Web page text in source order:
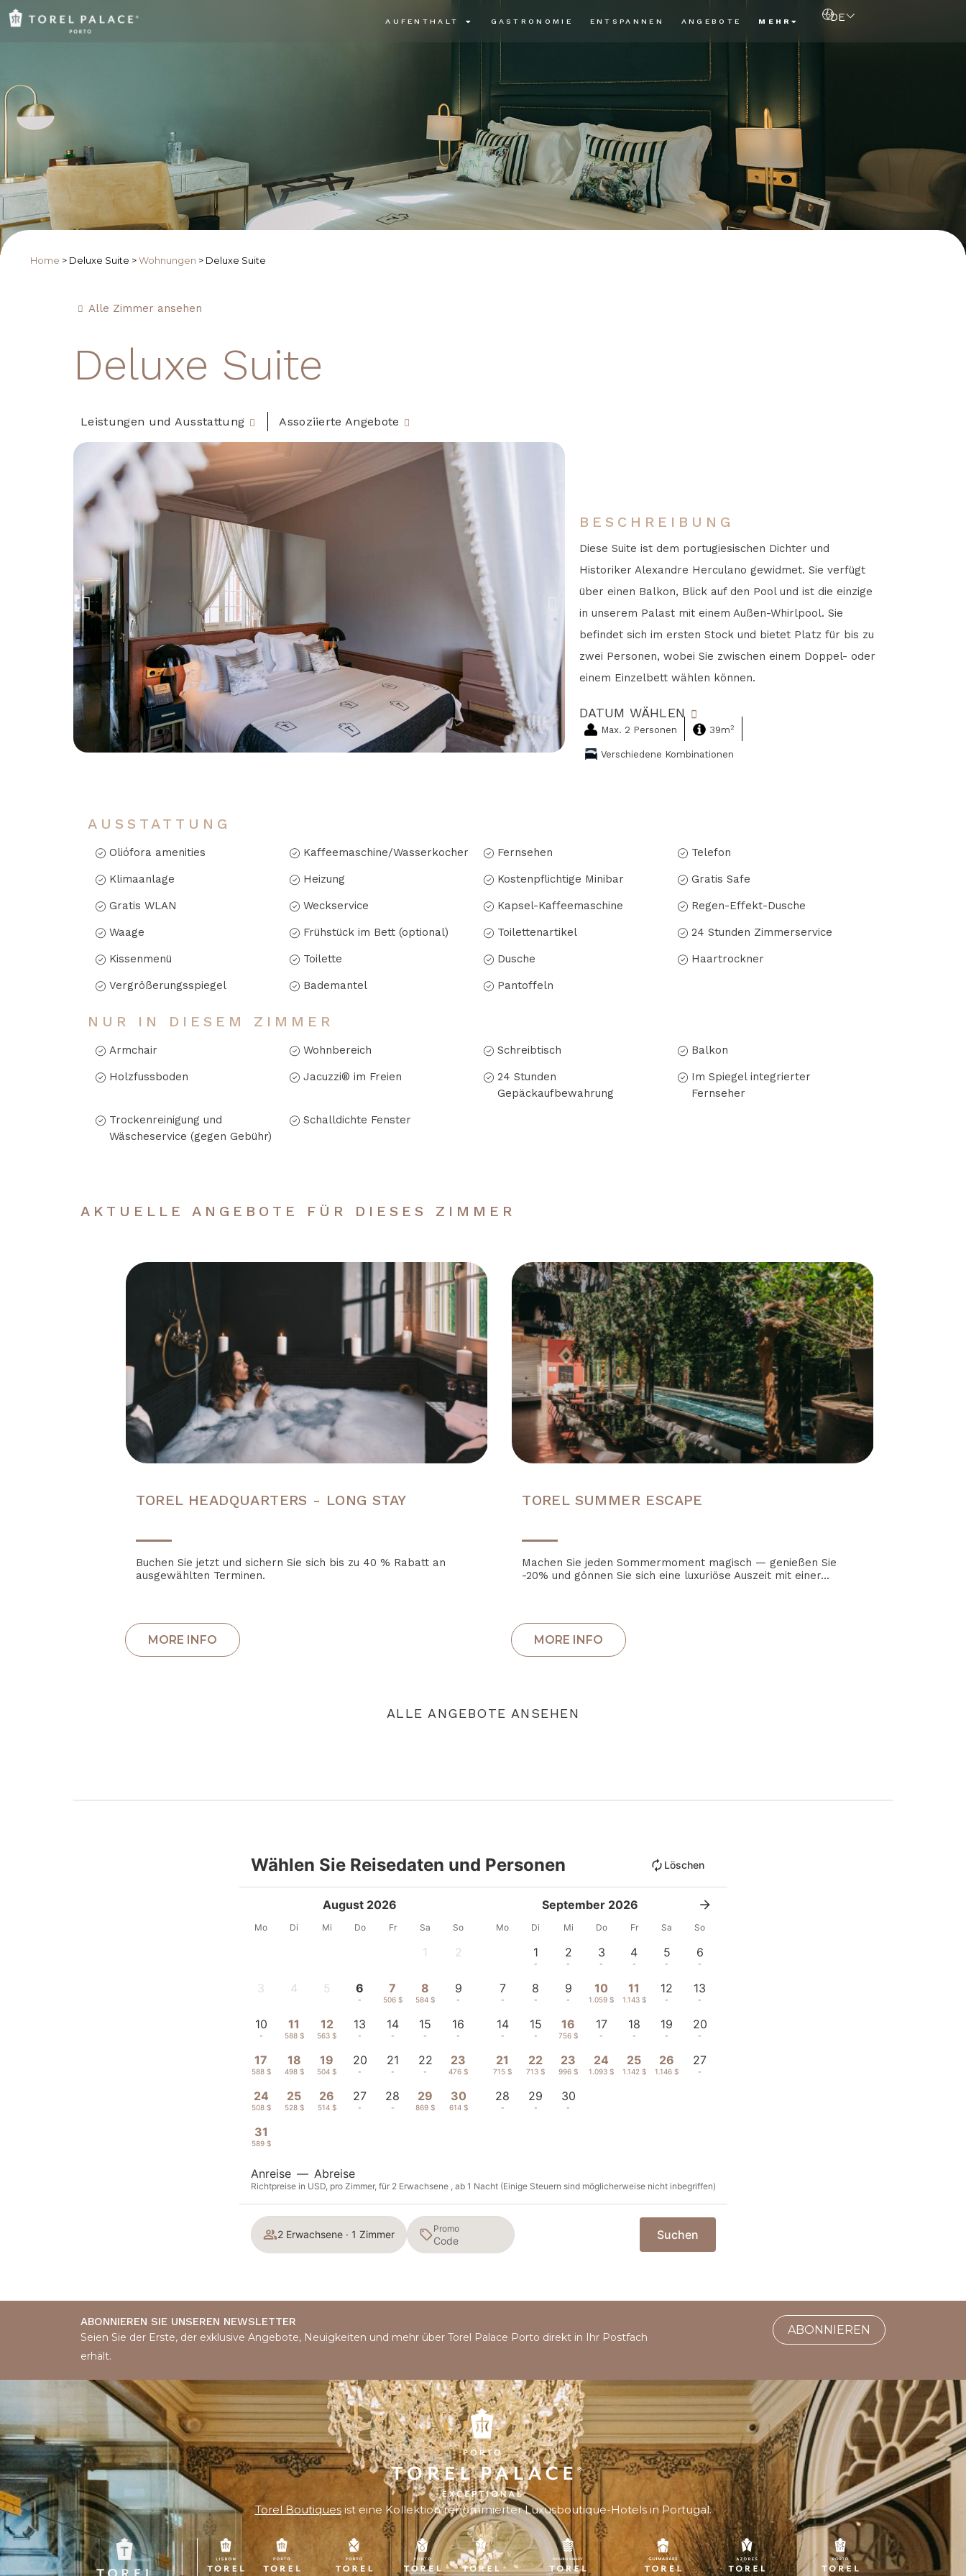
AUFENTHALT GASTRONOMIE ENTSPANNEN ANGEBOTE MEHR DE
Home > Deluxe Suite > Wohnungen > Deluxe Suite
Alle Zimmer ansehen
Deluxe Suite
Leistungen und Ausstattung Assoziierte Angebote
Max. 2 Personen 39m2
Verschiedene Kombinationen
BESCHREIBUNG
Diese Suite ist dem portugiesischen Dichter und
Historiker Alexandre Herculano gewidmet. Sie verfügt
über einen Balkon, Blick auf den Pool und ist die einzige
in unserem Palast mit einem Außen-Whirlpool. Sie
befindet sich im ersten Stock und bietet Platz für bis zu
zwei Personen, wobei Sie zwischen einem Doppel- oder
einem Einzelbett wählen können.
DATUM WÄHLEN
AUSSTATTUNG
Oliófora amenities Kaffeemaschine/Wasserkocher Fernsehen Telefon
Klimaanlage Heizung Kostenpflichtige Minibar Gratis Safe
Gratis WLAN Weckservice Kapsel-Kaffeemaschine Regen-Effekt-Dusche
Waage Frühstück im Bett (optional) Toilettenartikel 24 Stunden Zimmerservice
Kissenmenü Toilette Dusche Haartrockner
Vergrößerungsspiegel Bademantel Pantoffeln
NUR IN DIESEM ZIMMER
Armchair Wohnbereich Schreibtisch Balkon
Holzfussboden Jacuzzi® im Freien
24 Stunden
Gepäckaufbewahrung
Im Spiegel integrierter
Fernseher
Trockenreinigung und
Wäscheservice (gegen Gebühr)
Schalldichte Fenster
AKTUELLE ANGEBOTE FÜR DIESES ZIMMER
TOREL SUMMER ESCAPE
Machen Sie jeden Sommermoment magisch — genießen Sie
-20% und gönnen Sie sich eine luxuriöse Auszeit mit einer...
TOREL HEADQUARTERS - LONG STAY
Buchen Sie jetzt und sichern Sie sich bis zu 40 % Rabatt an
ausgewählten Terminen.
ALLE ANGEBOTE ANSEHEN
Wählen Sie Reisedaten und Personen Löschen
August 2026
Mo Di Mi Do Fr Sa So
1 2
3 4 5 6
-
7
506 $
8
584 $
9
-
10
-
11
588 $
12
563 $
13
-
14
-
15
-
16
-
17
588 $
18
498 $
19
504 $
20
-
21
-
22
-
23
476 $
24
508 $
25
528 $
26
514 $
27
-
28
-
29
869 $
30
614 $
31
589 $
September 2026
Mo Di Mi Do Fr Sa So
1
-
2
-
3
-
4
-
5
-
6
-
7
-
8
-
9
-
10
1.059 $
11
1.143 $
12
-
13
-
14
-
15
-
16
756 $
17
-
18
-
19
-
20
-
21
715 $
22
713 $
23
996 $
24
1.093 $
25
1.142 $
26
1.146 $
27
-
28
-
29
-
30
-
Anreise — Abreise
Richtpreise in USD, pro Zimmer, für 2 Erwachsene , ab 1 Nacht (Einige Steuern sind möglicherweise nicht inbegriffen)
2 Erwachsene · 1 Zimmer Promo Suchen
ABONNIEREN SIE UNSEREN NEWSLETTER
Seien Sie der Erste, der exklusive Angebote, Neuigkeiten und mehr über Torel Palace Porto direkt in Ihr Postfach
erhält.
ABONNIEREN
Torel Boutiquesist eine Kollektion renommierter Luxusboutique-Hotels in Portugal.